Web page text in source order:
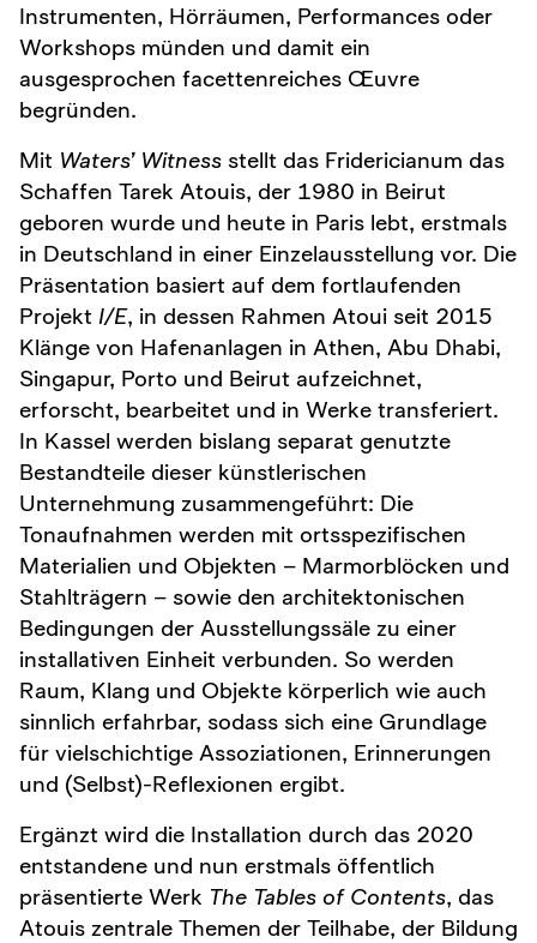
Instrumenten, Hörräumen, Performances oder
Workshops münden und damit ein
ausgesprochen facettenreiches Œuvre
begründen.
Mit Waters’ Witness stellt das Fridericianum das
Schaffen Tarek Atouis, der 1980 in Beirut
geboren wurde und heute in Paris lebt, erstmals
in Deutschland in einer Einzelausstellung vor. Die
Präsentation basiert auf dem fortlaufenden
Projekt I/E, in dessen Rahmen Atoui seit 2015
Klänge von Hafenanlagen in Athen, Abu Dhabi,
Singapur, Porto und Beirut aufzeichnet,
erforscht, bearbeitet und in Werke transferiert.
In Kassel werden bislang separat genutzte
Bestandteile dieser künstlerischen
Unternehmung zusammengeführt: Die
Tonaufnahmen werden mit ortsspezifischen
Materialien und Objekten – Marmorblöcken und
Stahlträgern – sowie den architektonischen
Bedingungen der Ausstellungssäle zu einer
installativen Einheit verbunden. So werden
Raum, Klang und Objekte körperlich wie auch
sinnlich erfahrbar, sodass sich eine Grundlage
für vielschichtige Assoziationen, Erinnerungen
und (Selbst)-Reflexionen ergibt.
Ergänzt wird die Installation durch das 2020
entstandene und nun erstmals öffentlich
präsentierte Werk The Tables of Contents, das
Atouis zentrale Themen der Teilhabe, der Bildung